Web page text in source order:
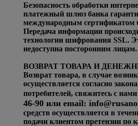
Безопасность обработки
платежный шлюз банка
международным сертификатом
Передача информации
технологии шифрования SSL.
недоступна посторонним лицам.
ВОЗВРАТ ТОВАРА И
Возврат товара, в случае
осуществляется согласно
потребителей, свяжитесь с
46-90 или email:
средств осуществляется в
подачи клиентом претензии по